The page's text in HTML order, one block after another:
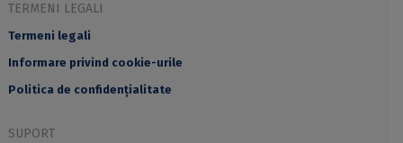
TERMENI LEGALI
Termeni legali
Informare privind cookie-urile
Politica de confidențialitate
SUPORT